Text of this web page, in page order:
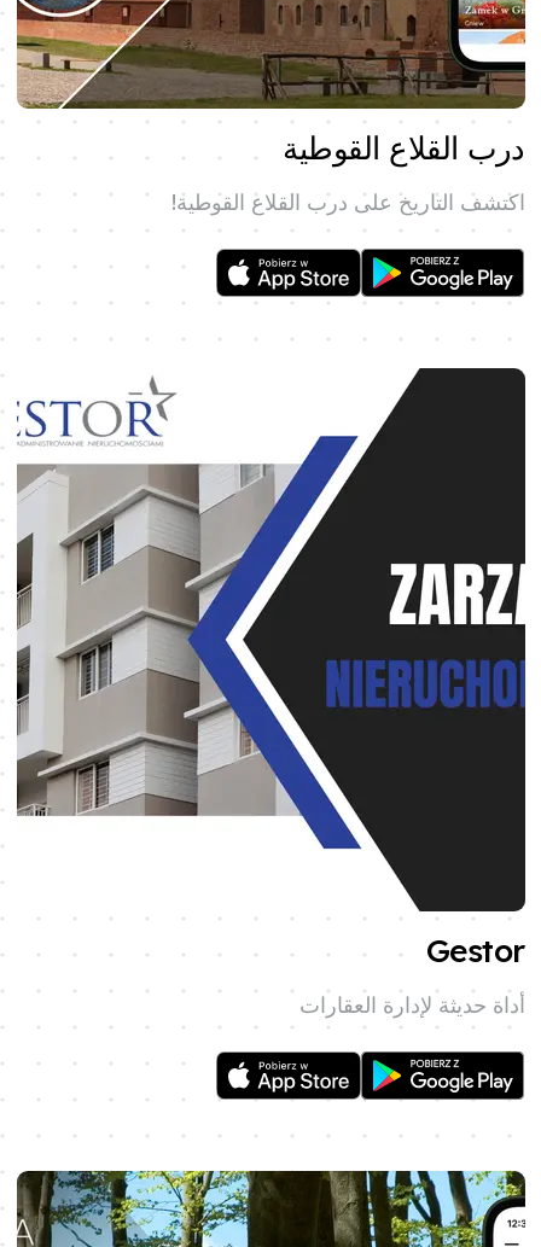
درب القلاع القوطية
اكتشف التاريخ على درب القلاع القوطية!
Gestor
أداة حديثة لإدارة العقارات